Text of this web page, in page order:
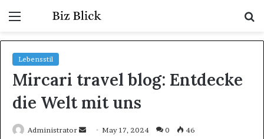
Menu
Lebensstil
Mircari travel blog: Entdecke
die Welt mit uns
Administrator
SendMay 17, 2024 0 46